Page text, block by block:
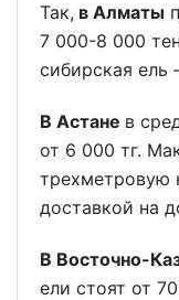
Так, в Алматы
7 000-8 000
сибирская ель
В Астане в
от 6 000 тг.
трехметровую
доставкой на
В Восточно-
ели стоят от